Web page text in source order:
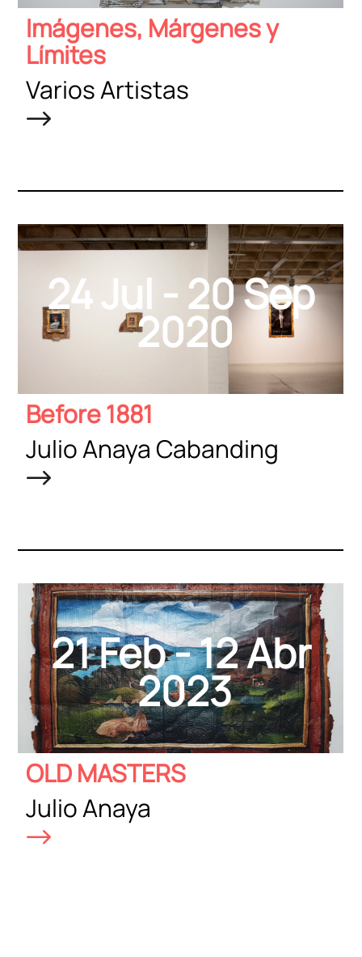
Imágenes, Márgenes y
Límites
Varios Artistas
2020
24 Jul - 20 Sep
Before 1881
Julio Anaya Cabanding
2023
21 Feb - 12 Abr
OLD MASTERS
Julio Anaya